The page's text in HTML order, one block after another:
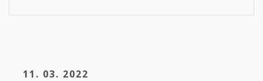
11. 03. 2022